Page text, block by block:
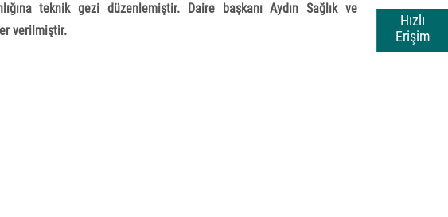
Hızlı
Erişim
teknik gezi düzenlemiştir. Daire başkanı Aydın Sağlık ve
verilmiştir.